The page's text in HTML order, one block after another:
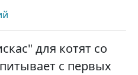
для котят со
с первых